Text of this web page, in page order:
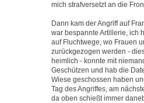
mich strafversetzt an die
Dann kam der Angriff auf
war bespannte Artillerie, ich
auf Fluchtwege, wo Frauen
zurückgezogen werden -
heimlich - konnte mit
Geschützen und hab die
Wiese geschossen haben
Tag des Angriffes, am
da oben schießt immer